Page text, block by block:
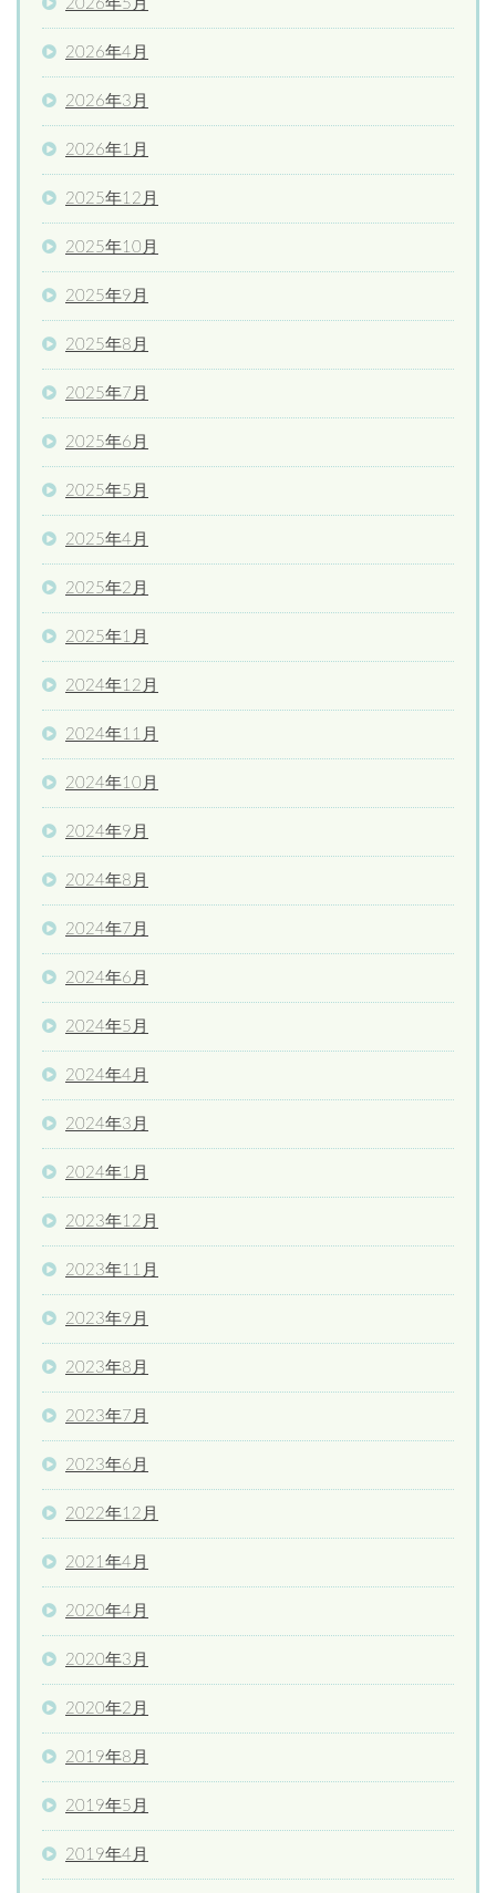
2026年5月
2026年4月
2026年3月
2026年1月
2025年12月
2025年10月
2025年9月
2025年8月
2025年7月
2025年6月
2025年5月
2025年4月
2025年2月
2025年1月
2024年12月
2024年11月
2024年10月
2024年9月
2024年8月
2024年7月
2024年6月
2024年5月
2024年4月
2024年3月
2024年1月
2023年12月
2023年11月
2023年9月
2023年8月
2023年7月
2023年6月
2022年12月
2021年4月
2020年4月
2020年3月
2020年2月
2019年8月
2019年5月
2019年4月